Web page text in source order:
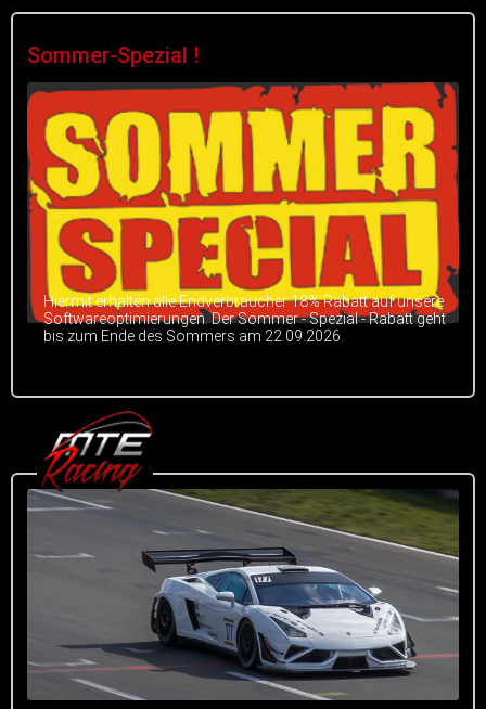
Sommer-Spezial !
Hiermit erhalten alle Endverbraucher 18% Rabatt auf unsere
Softwareoptimierungen. Der Sommer - Spezial - Rabatt geht
bis zum Ende des Sommers am 22.09.2026.